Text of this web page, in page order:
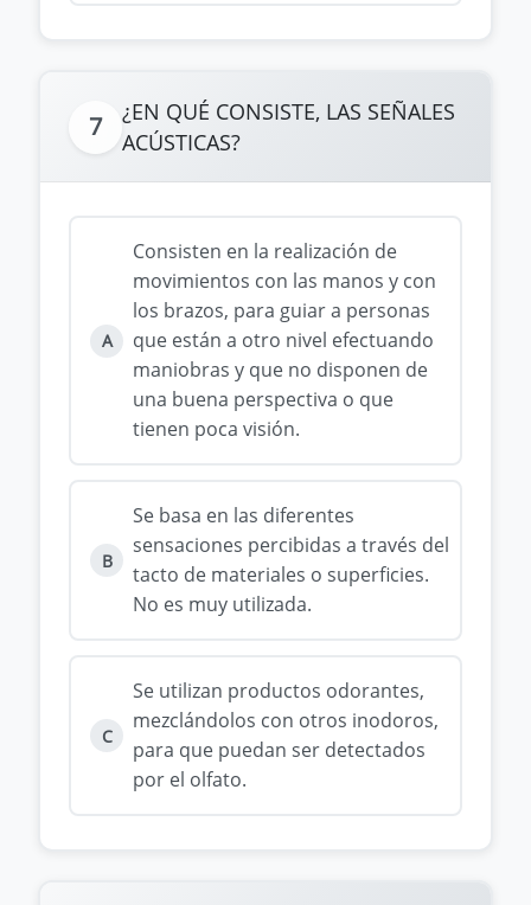
7
¿EN QUÉ CONSISTE, LAS SEÑALES
ACÚSTICAS?
A
Consisten en la realización de
movimientos con las manos y con
los brazos, para guiar a personas
que están a otro nivel efectuando
maniobras y que no disponen de
una buena perspectiva o que
tienen poca visión.
B
Se basa en las diferentes
sensaciones percibidas a través del
tacto de materiales o superficies.
No es muy utilizada.
C
Se utilizan productos odorantes,
mezclándolos con otros inodoros,
para que puedan ser detectados
por el olfato.